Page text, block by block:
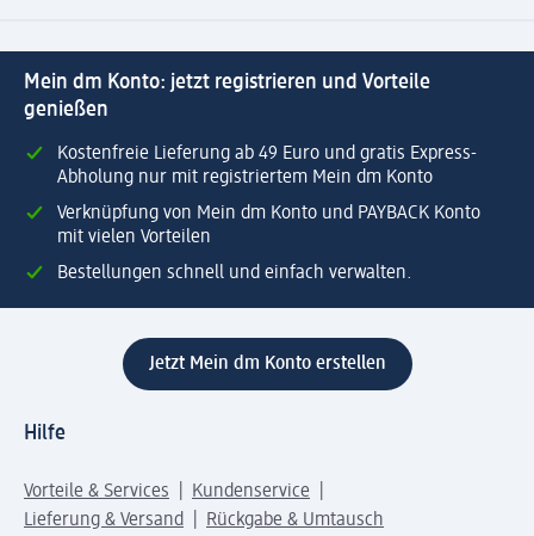
Mein dm Konto: jetzt registrieren und Vorteile
genießen
Kostenfreie Lieferung ab 49 Euro und gratis Express-
Abholung nur mit registriertem Mein dm Konto
Verknüpfung von Mein dm Konto und PAYBACK Konto
mit vielen Vorteilen
Bestellungen schnell und einfach verwalten.
Jetzt Mein dm Konto erstellen
Hilfe
Vorteile & Services
Kundenservice
Lieferung & Versand
Rückgabe & Umtausch